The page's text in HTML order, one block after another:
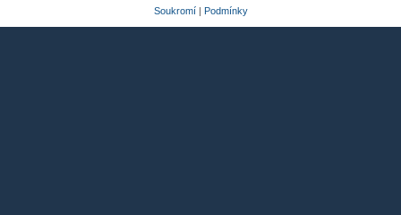
Soukromí| Podmínky